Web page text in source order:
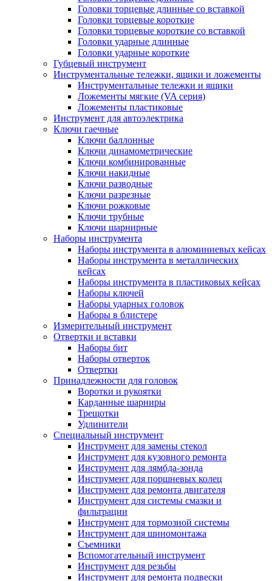
Головки торцевые длинные со вставкой
Головки торцевые короткие
Головки торцевые короткие со вставкой
Головки ударные длинные
Головки ударные короткие
Губцевый инструмент
Инструментальные тележки, ящики и ложементы
Инструментальные тележки и ящики
Ложементы мягкие (VA серия)
Ложементы пластиковые
Инструмент для автоэлектрика
Ключи гаечные
Ключи баллонные
Ключи динамометрические
Ключи комбинированные
Ключи накидные
Ключи разводные
Ключи разрезные
Ключи рожковые
Ключи трубные
Ключи шарнирные
Наборы инструмента
Наборы инструмента в алюминиевых кейсах
Наборы инструмента в металлических
кейсах
Наборы инструмента в пластиковых кейсах
Наборы ключей
Наборы ударных головок
Наборы в блистере
Измерительный инструмент
Отвертки и вставки
Наборы бит
Наборы отверток
Отвертки
Принадлежности для головок
Воротки и рукоятки
Карданные шарниры
Трещотки
Удлинители
Специальный инструмент
Инструмент для замены стекол
Инструмент для кузовного ремонта
Инструмент для лямбда-зонда
Инструмент для поршневых колец
Инструмент для ремонта двигателя
Инструмент для системы смазки и
фильтрации
Инструмент для тормозной системы
Инструмент для шиномонтажа
Съемники
Вспомогательный инструмент
Инструмент для резьбы
Инструмент для ремонта подвески